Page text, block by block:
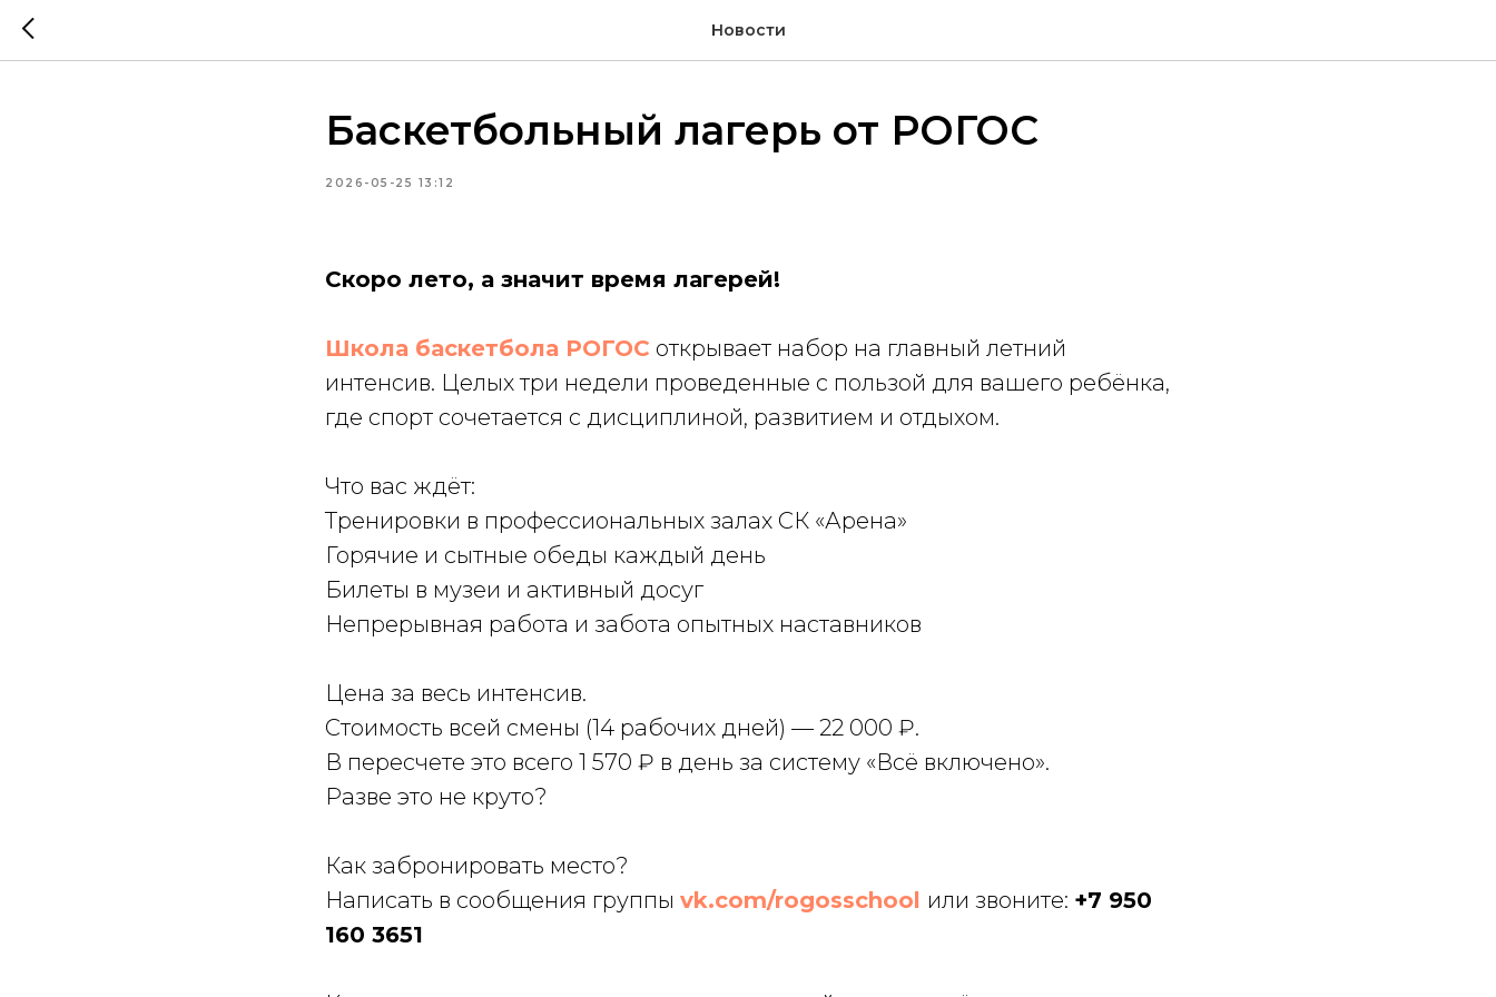
Новости
Баскетбольный лагерь от РОГОС
2026-05-25 13:12
Скоро лето, а значит время лагерей!
Школа баскетбола РОГОС открывает набор на главный летний
интенсив. Целых три недели проведенные с пользой для вашего ребёнка,
где спорт сочетается с дисциплиной, развитием и отдыхом.
Что вас ждёт:
Тренировки в профессиональных залах СК «Арена»
Горячие и сытные обеды каждый день
Билеты в музеи и активный досуг
Непрерывная работа и забота опытных наставников
Цена за весь интенсив.
Стоимость всей смены (14 рабочих дней) — 22 000 ₽.
В пересчете это всего 1 570 ₽ в день за систему «Всё включено».
Разве это не круто?
Как забронировать место?
Написать в сообщения группы vk.com/rogosschool или звоните: +7 950
160 3651